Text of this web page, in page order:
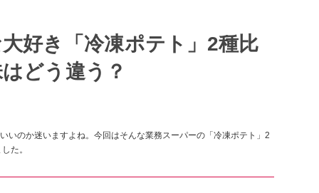
好き「冷凍ポテト」2種比
どう違う？
いのか迷いますよね。今回はそんな業務スーパーの「冷凍ポテト」2
た。